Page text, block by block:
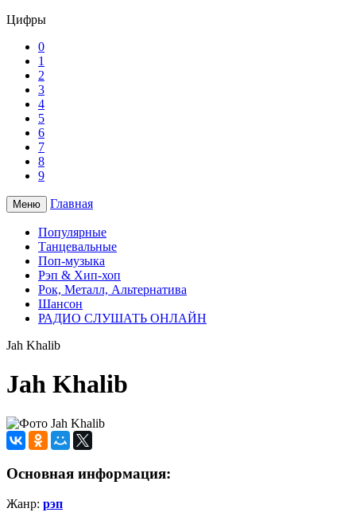
Цифры
0
1
2
3
4
5
6
7
8
9
Меню Главная
Популярные
Танцевальные
Поп-музыка
Рэп & Хип-хоп
Рок, Металл, Альтернатива
Шансон
РАДИО СЛУШАТЬ ОНЛАЙН
Jah Khalib
Jah Khalib
Основная информация:
Жанр: рэп